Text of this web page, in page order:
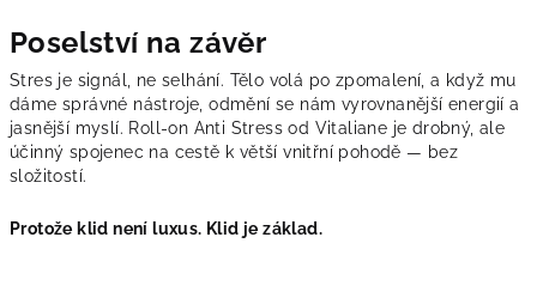
Poselství na závěr
Stres je signál, ne selhání. Tělo volá po zpomalení, a když mu
dáme správné nástroje, odmění se nám vyrovnanější energií a
jasnější myslí. Roll-on Anti Stress od Vitaliane je drobný, ale
účinný spojenec na cestě k větší vnitřní pohodě — bez
složitostí.
Protože klid není luxus. Klid je základ.